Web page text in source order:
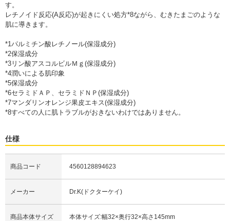
す。
レチノイド反応(A反応)が起きにくい処方*8ながら、むきたまごのような
肌に導きます。
*1パルミチン酸レチノール(保湿成分)
*2保湿成分
*3リン酸アスコルビルＭｇ(保湿成分)
*4潤いによる肌印象
*5保湿成分
*6セラミドＡＰ、セラミドＮＰ(保湿成分)
*7マンダリンオレンジ果皮エキス(保湿成分)
*8すべての人に肌トラブルがおきないわけではありません。
仕様
商品コード 4560128894623
メーカー Dr.K(ドクターケイ)
商品本体サイズ
本体サイズ:幅32×奥行32×高さ145mm